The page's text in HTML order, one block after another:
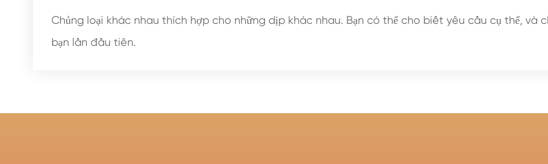
Chủng loại khác nhau thích hợp cho những dịp khác nhau. Bạn có thể cho biết yêu cầu cụ thể, và
bạn lần đầu tiên.